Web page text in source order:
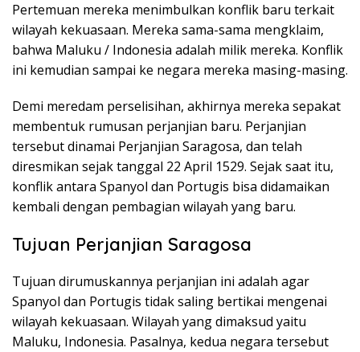
Pertemuan mereka menimbulkan konflik baru terkait
wilayah kekuasaan. Mereka sama-sama mengklaim,
bahwa Maluku / Indonesia adalah milik mereka. Konflik
ini kemudian sampai ke negara mereka masing-masing.
Demi meredam perselisihan, akhirnya mereka sepakat
membentuk rumusan perjanjian baru. Perjanjian
tersebut dinamai Perjanjian Saragosa, dan telah
diresmikan sejak tanggal 22 April 1529. Sejak saat itu,
konflik antara Spanyol dan Portugis bisa didamaikan
kembali dengan pembagian wilayah yang baru.
Tujuan Perjanjian Saragosa
Tujuan dirumuskannya perjanjian ini adalah agar
Spanyol dan Portugis tidak saling bertikai mengenai
wilayah kekuasaan. Wilayah yang dimaksud yaitu
Maluku, Indonesia. Pasalnya, kedua negara tersebut